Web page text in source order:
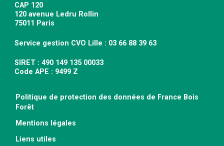
CAP 120
120 avenue Ledru Rollin
75011 Paris
Service gestion CVO Lille : 03 66 88 39 63
SIRET : 490 149 135 00033
Code APE : 9499 Z
Politique de protection des données de France Bois
Forêt
Mentions légales
Liens utiles